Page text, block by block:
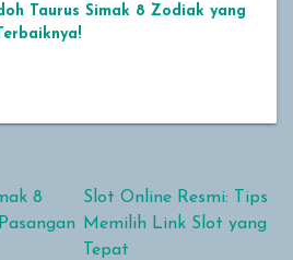
Taurus Simak 8 Zodiak yang
8
Slot Online Resmi: Tips
Memilih Link Slot yang
Tepat